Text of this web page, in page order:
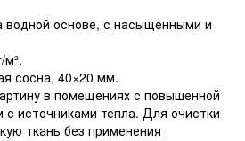
водной основе, с насыщенными и
м².
сосна, 40×20 мм.
в помещениях с повышенной
источниками тепла. Для очистки
ткань без применения